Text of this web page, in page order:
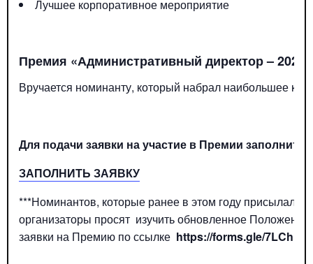
Лучшее корпоративное мероприятие
Премия «Административный директор–
Вручается номинанту, который набрал наибольшее
Для подачи заявки на участие в Премии
ЗАПОЛНИТЬ ЗАЯВКУ
***Номинантов, которые ранее в этом году присылали
организаторы просят изучить обновленное
заявки на Премию по ссылке https://forms.gle/